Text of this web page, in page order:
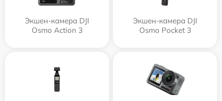
Экшен-камера DJI
Osmo Action 3
Экшен-камера DJI
Osmo Pocket 3